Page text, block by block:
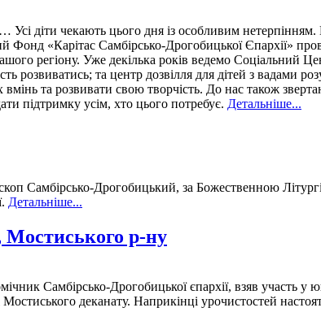
діти чекають цього дня із особливим нетерпінням.
Фонд «Карітас Самбірсько-Дрогобицької Єпархії»
регіону. Уже декілька років ведемо Соціальний
розвиватись; та центр дозвілля для дітей з вадами
та розвивати свою творчість. До нас також
підтримку усім, хто цього потребує. Детальніше...
Самбірсько-Дрогобицький, за Божественною
Детальніше...
Мостиського р-ну
Самбірсько-Дрогобицької єпархії, взяв участь у
деканату. Наприкінці урочистостей